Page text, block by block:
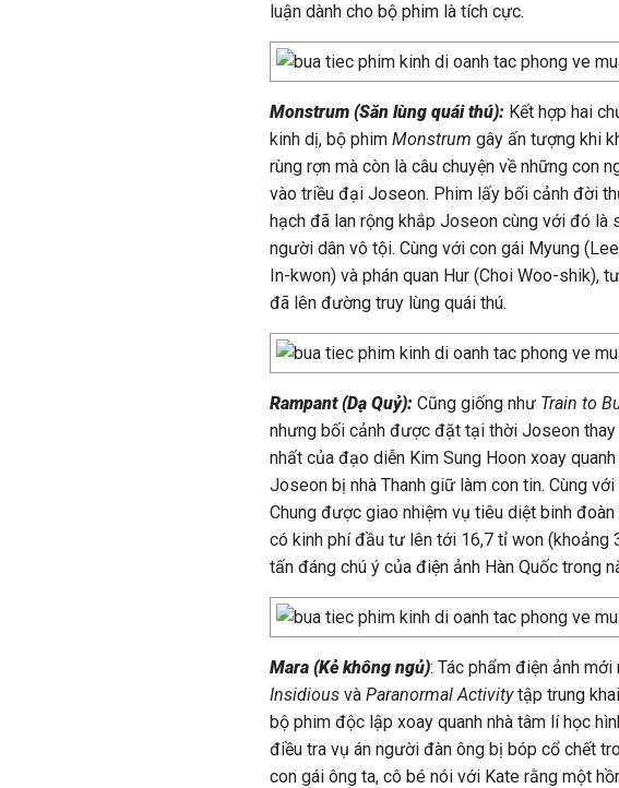
luận dành cho bộ phim là tích cực.
Monstrum (Săn lùng quái thú): Kết hợp hai
kinh dị, bộ phim Monstrum gây ấn tượng khi
rùng rợn mà còn là câu chuyện về những con
vào triều đại Joseon. Phim lấy bối cảnh đời
hạch đã lan rộng khắp Joseon cùng với đó là
người dân vô tội. Cùng với con gái Myung
In-kwon) và phán quan Hur (Choi Woo-shik),
đã lên đường truy lùng quái thú.
Rampant (Dạ Quỷ): Cũng giống như Train to
nhưng bối cảnh được đặt tại thời Joseon
nhất của đạo diễn Kim Sung Hoon xoay
Joseon bị nhà Thanh giữ làm con tin. Cùng
Chung được giao nhiệm vụ tiêu diệt binh đoàn
có kinh phí đầu tư lên tới 16,7 tỉ won
tấn đáng chú ý của điện ảnh Hàn Quốc trong
Mara (Kẻ không ngủ): Tác phẩm điện ảnh
Insidious và Paranormal Activitytập trung
bộ phim độc lập xoay quanh nhà tâm lí học
điều tra vụ án người đàn ông bị bóp cổ chết
con gái ông ta, cô bé nói với Kate rằng một